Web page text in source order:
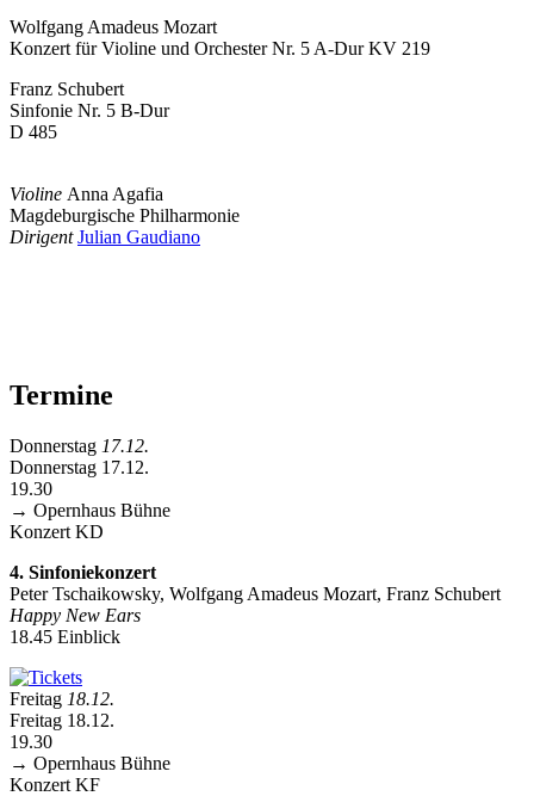
Wolfgang Amadeus Mozart
Konzert für Violine und Orchester Nr. 5 A-Dur KV 219
Franz Schubert
Sinfonie Nr. 5 B-Dur
D 485
Violine Anna Agafia
Magdeburgische Philharmonie
DirigentJulian Gaudiano
Termine
Donnerstag 17.12.
Donnerstag 17.12.
19.30
→ Opernhaus Bühne
Konzert KD
4. Sinfoniekonzert
Peter Tschaikowsky, Wolfgang Amadeus Mozart, Franz Schubert
Happy New Ears
18.45 Einblick
Freitag 18.12.
Freitag 18.12.
19.30
→ Opernhaus Bühne
Konzert KF